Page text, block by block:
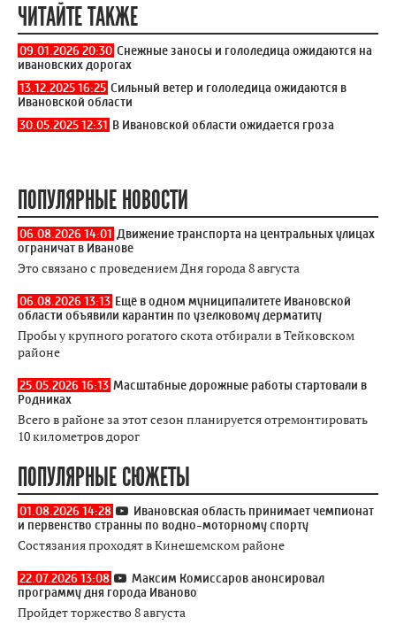
ЧИТАЙТЕ ТАКЖЕ
09.01.2026 20:30 Снежные заносы и гололедица ожидаются на
ивановских дорогах
13.12.2025 16:25 Сильный ветер и гололедица ожидаются в
Ивановской области
30.05.2025 12:31 В Ивановской области ожидается гроза
ПОПУЛЯРНЫЕ НОВОСТИ
06.08.2026 14:01 Движение транспорта на центральных улицах
ограничат в Иванове
Это связано с проведением Дня города 8 августа
06.08.2026 13:13 Ещё в одном муниципалитете Ивановской
области объявили карантин по узелковому дерматиту
Пробы у крупного рогатого скота отбирали в Тейковском
районе
25.05.2026 16:13 Масштабные дорожные работы стартовали в
Родниках
Всего в районе за этот сезон планируется отремонтировать
10 километров дорог
ПОПУЛЯРНЫЕ СЮЖЕТЫ
01.08.2026 14:28
Ивановская область принимает чемпионат
и первенство странны по водно-моторному спорту
Состязания проходят в Кинешемском районе
22.07.2026 13:08
Максим Комиссаров анонсировал
программу дня города Иваново
Пройдет торжество 8 августа